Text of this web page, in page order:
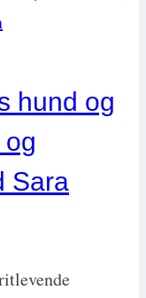
hund og
Sara